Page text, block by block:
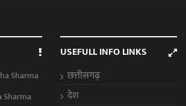
Sharma
Sharma
USEFULL INFO LINKS
छत्तीसगढ़
देश